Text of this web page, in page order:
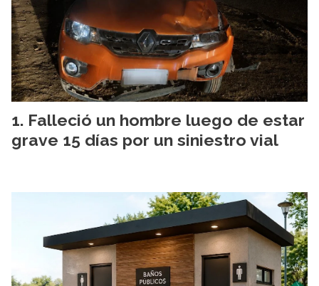
Falleció un hombre luego de estar
grave 15 días por un siniestro vial